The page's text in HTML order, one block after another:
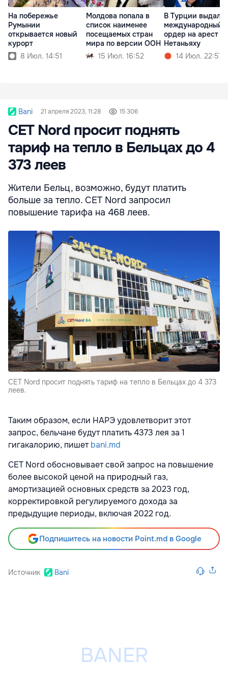
На побережье
Румынии
открывается новый
курорт
8 Июл. 14:51
Молдова попала в
список наименее
посещаемых стран
мира по версии ООН
15 Июл. 16:52
В Турции выдали
международный
ордер на арест
Нетаньяху
14 Июл. 22:57
Bani 21 апреля 2023, 11:28 15 306
CET Nord просит поднять
тариф на тепло в Бельцах до 4
373 леев
Жители Бельц, возможно, будут платить
больше за тепло. CET Nord запросил
повышение тарифа на 468 леев.
CET Nord просит поднять тариф на тепло в Бельцах до 4 373
леев.
Таким образом, если НАРЭ удовлетворит этот
запрос, бельчане будут платить 4373 лея за 1
гигакалорию, пишетbani.md
CET Nord обосновывает свой запрос на повышение
более высокой ценой на природный газ,
амортизацией основных средств за 2023 год,
корректировкой регулируемого дохода за
предыдущие периоды, включая 2022 год.
Подпишитесь на новости Point.md в Google
Источник Bani